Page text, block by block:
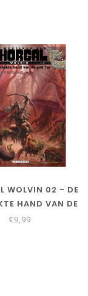
WOLVIN 02 - DE
HAND VAN DE
GOD TYR
€9,99